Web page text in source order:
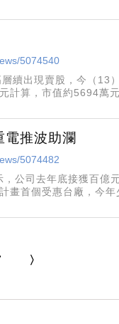
5074540
續出現賣股，今（13
算，市值約5694萬
推波助瀾
5074482
公司去年底接獲百億
首個受惠台廠，今年
〉